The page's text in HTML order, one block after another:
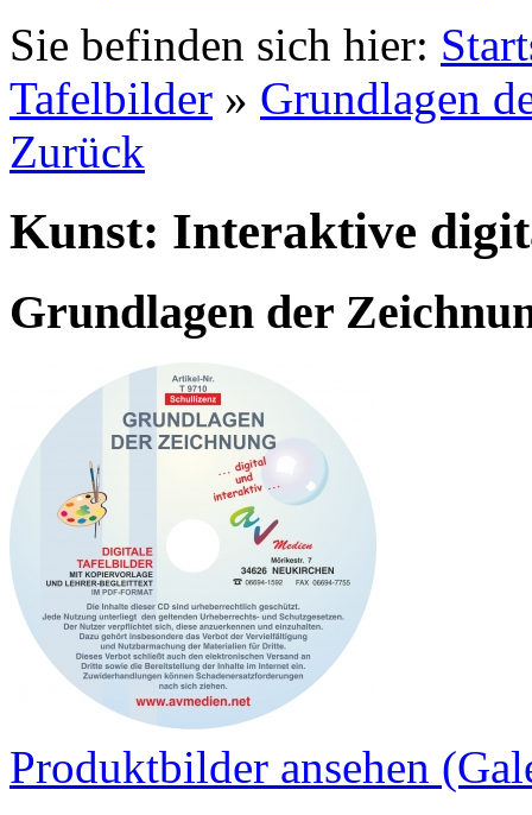
Sie befinden sich hier:
Tafelbilder » Grundlagen
Zurück
Kunst: Interaktive
Grundlagen der
Produktbilder ansehen